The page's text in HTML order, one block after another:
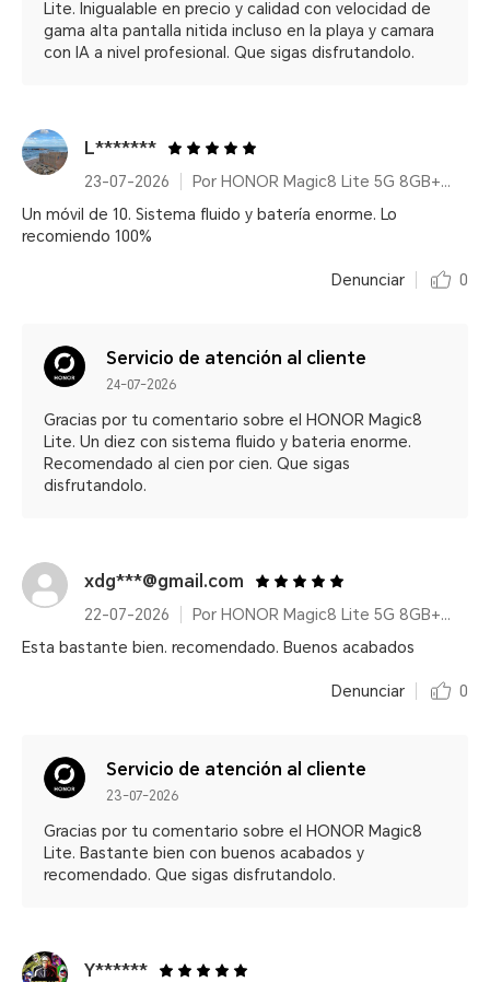
Lite. Inigualable en precio y calidad con velocidad de
gama alta pantalla nitida incluso en la playa y camara
con IA a nivel profesional. Que sigas disfrutandolo.
L*******
23-07-2026
Por HONOR Magic8 Lite 5G 8GB+256GB Forest Green/ 7500mAh/ IP68/IP69K/ 6000nits/ 2.5m Resistencia a caídas certificada
Un móvil de 10. Sistema fluido y batería enorme. Lo
recomiendo 100%
Denunciar 0
Servicio de atención al cliente
24-07-2026
Gracias por tu comentario sobre el HONOR Magic8
Lite. Un diez con sistema fluido y bateria enorme.
Recomendado al cien por cien. Que sigas
disfrutandolo.
xdg***@gmail.com
22-07-2026
Por HONOR Magic8 Lite 5G 8GB+256GB Forest Green/ 7500mAh/ IP68/IP69K/ 6000nits/ 2.5m Resistencia a caídas certificada
Esta bastante bien. recomendado. Buenos acabados
Denunciar 0
Servicio de atención al cliente
23-07-2026
Gracias por tu comentario sobre el HONOR Magic8
Lite. Bastante bien con buenos acabados y
recomendado. Que sigas disfrutandolo.
Y******